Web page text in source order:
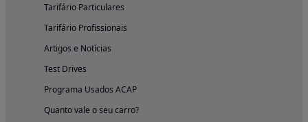
Tarifário Particulares
Tarifário Profissionais
Artigos e Notícias
Test Drives
Programa Usados ACAP
Quanto vale o seu carro?